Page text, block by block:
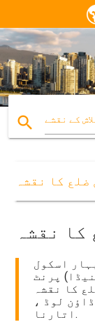
search کے نقشے
کا نقشہ
کا نقشہ
اسکول
پرنٹ
کا نقشہ
لوڈ ،
اتارنا.